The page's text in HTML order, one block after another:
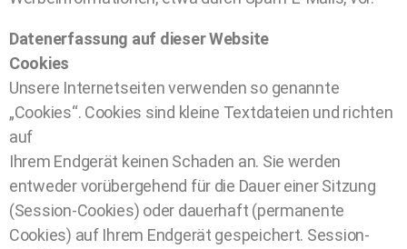
Datenerfassung auf dieser Website
Cookies
Unsere Internetseiten verwenden so genannte
„Cookies“. Cookies sind kleine Textdateien und richten
auf
Ihrem Endgerät keinen Schaden an. Sie werden
entweder vorübergehend für die Dauer einer Sitzung
(Session-Cookies) oder dauerhaft (permanente
Cookies) auf Ihrem Endgerät gespeichert. Session-